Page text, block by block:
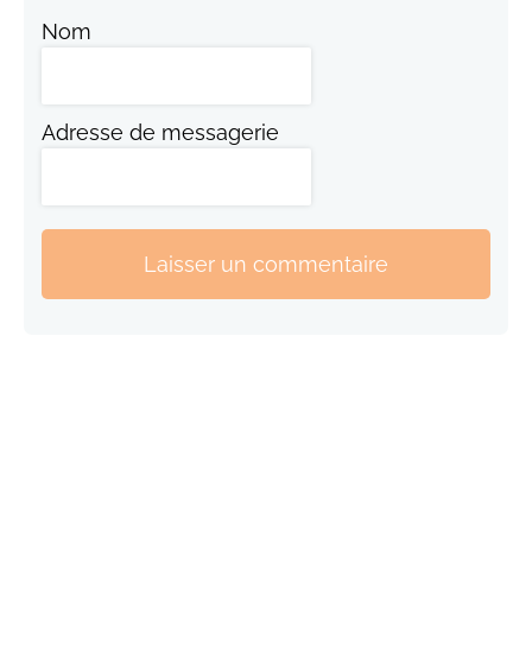
Nom
Adresse de messagerie
Laisser un commentaire